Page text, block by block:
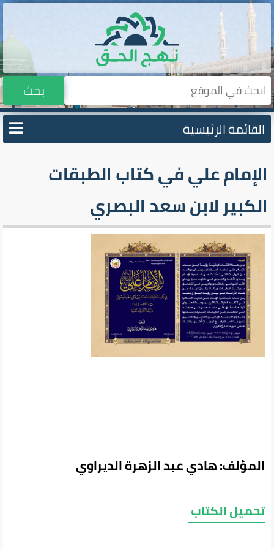
بحث
القائمة الرئيسية
الإمام علي في كتاب الطبقات
الكبير لابن سعد البصري
المؤلف: هادي عبد الزهرة الديراوي
تحميل الكتاب